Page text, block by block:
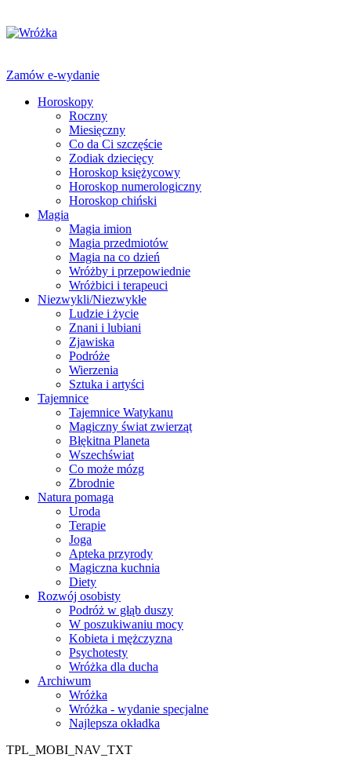
Zamów e-wydanie
Horoskopy
Roczny
Miesięczny
Co da Ci szczęście
Zodiak dziecięcy
Horoskop księżycowy
Horoskop numerologiczny
Horoskop chiński
Magia
Magia imion
Magia przedmiotów
Magia na co dzień
Wróżby i przepowiednie
Wróżbici i terapeuci
Niezwykli/Niezwykłe
Ludzie i życie
Znani i lubiani
Zjawiska
Podróże
Wierzenia
Sztuka i artyści
Tajemnice
Tajemnice Watykanu
Magiczny świat zwierząt
Błękitna Planeta
Wszechświat
Co może mózg
Zbrodnie
Natura pomaga
Uroda
Terapie
Joga
Apteka przyrody
Magiczna kuchnia
Diety
Rozwój osobisty
Podróż w głąb duszy
W poszukiwaniu mocy
Kobieta i mężczyzna
Psychotesty
Wróżka dla ducha
Archiwum
Wróżka
Wróżka - wydanie specjalne
Najlepsza okładka
TPL_MOBI_NAV_TXT